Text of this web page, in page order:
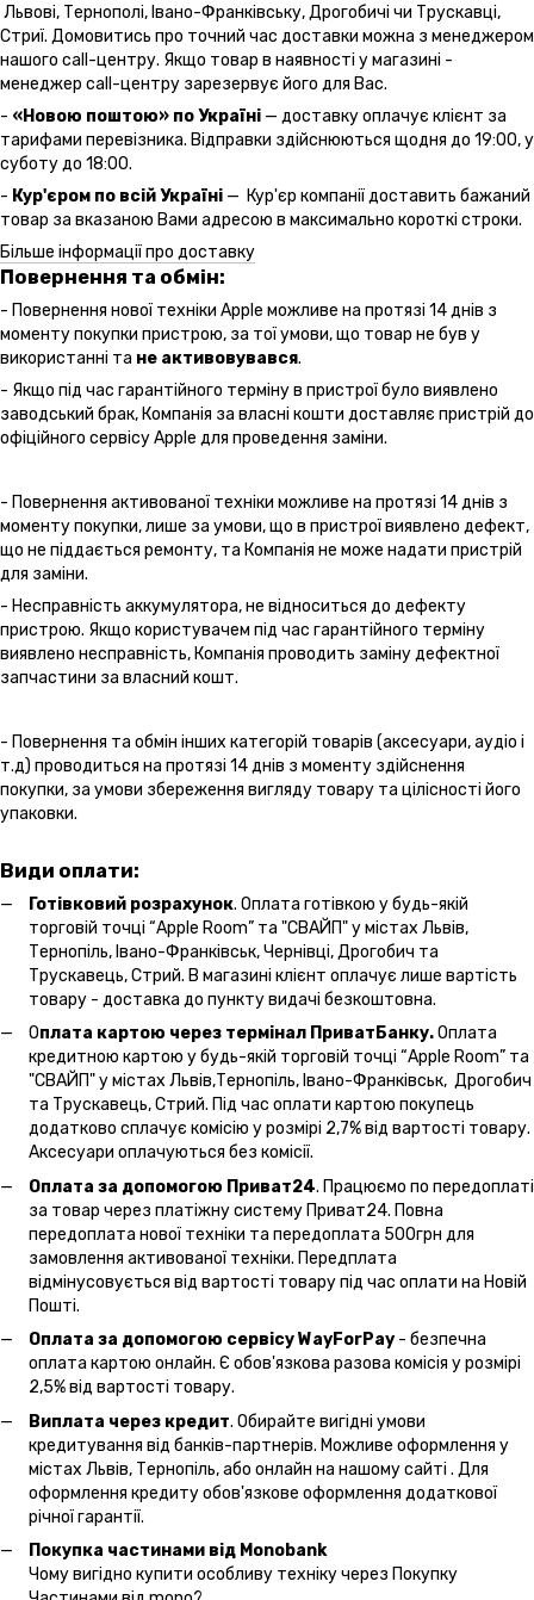
Львові, Тернополі, Івано-Франківську, Дрогобичі чи Трускавці,
Стриї. Домовитись про точний час доставки можна з менеджером
нашого call-центру. Якщо товар в наявності у магазині -
менеджер call-центру зарезервує його для Вас.
- «Новою поштою» по Україні — доставку оплачує клієнт за
тарифами перевізника. Відправки здійснюються щодня до 19:00, у
суботу до 18:00.
- Кур'єром по всій Україні — Кур'єр компанії доставить бажаний
товар за вказаною Вами адресою в максимально короткі строки.
Більше інформації про доставку
Повернення та обмін:
- Повернення нової техніки Apple можливе на протязі 14 днів з
моменту покупки пристрою, за тої умови, що товар не був у
використанні та не активовувався.
- Якщо під час гарантійного терміну в пристрої було виявлено
заводський брак, Компанія за власні кошти доставляє пристрій до
офіційного сервісу Apple для проведення заміни.
- Повернення активованої техніки можливе на протязі 14 днів з
моменту покупки, лише за умови, що в пристрої виявлено дефект,
що не піддається ремонту, та Компанія не може надати пристрій
для заміни.
- Несправність аккумулятора, не відноситься до дефекту
пристрою. Якщо користувачем під час гарантійного терміну
виявлено несправність, Компанія проводить заміну дефектної
запчастини за власний кошт.
- Повернення та обмін інших категорій товарів (аксесуари, аудіо і
т.д) проводиться на протязі 14 днів з моменту здійснення
покупки, за умови збереження вигляду товару та цілісності його
упаковки.
Види оплати:
Готівковий розрахунок. Оплата готівкою у будь-якій
торговій точці “Apple Room” та "СВАЙП" у містах Львів,
Тернопіль, Івано-Франківськ, Чернівці, Дрогобич та
Трускавець, Стрий. В магазині клієнт оплачує лише вартість
товару - доставка до пункту видачі безкоштовна.
Оплата картою через термінал ПриватБанку.Оплата
кредитною картою у будь-якій торговій точці “Apple Room” та
"СВАЙП" у містах Львів,Тернопіль, Івано-Франківськ, Дрогобич
та Трускавець, Стрий. Під час оплати картою покупець
додатково сплачує комісію у розмірі 2,7% від вартості товару.
Аксесуари оплачуються без комісії.
Оплата за допомогою Приват24. Працюємо по передоплаті
за товар через платіжну систему Приват24. Повна
передоплата нової техніки та передоплата 500грн для
замовлення активованої техніки. Передплата
відмінусовується від вартості товару під час оплати на Новій
Пошті.
Оплата за допомогою сервісу WayForPay - безпечна
оплата картою онлайн. Є обов'язкова разова комісія у розмірі
2,5% від вартості товару.
Виплата через кредит. Обирайте вигідні умови
кредитування від банків-партнерів. Можливе оформлення у
містах Львів, Тернопіль, або онлайн на нашому сайті . Для
оформлення кредиту обов'язкове оформлення додаткової
річної гарантії.
Покупка частинами від Monobank
Чому вигідно купити особливу техніку через Покупку